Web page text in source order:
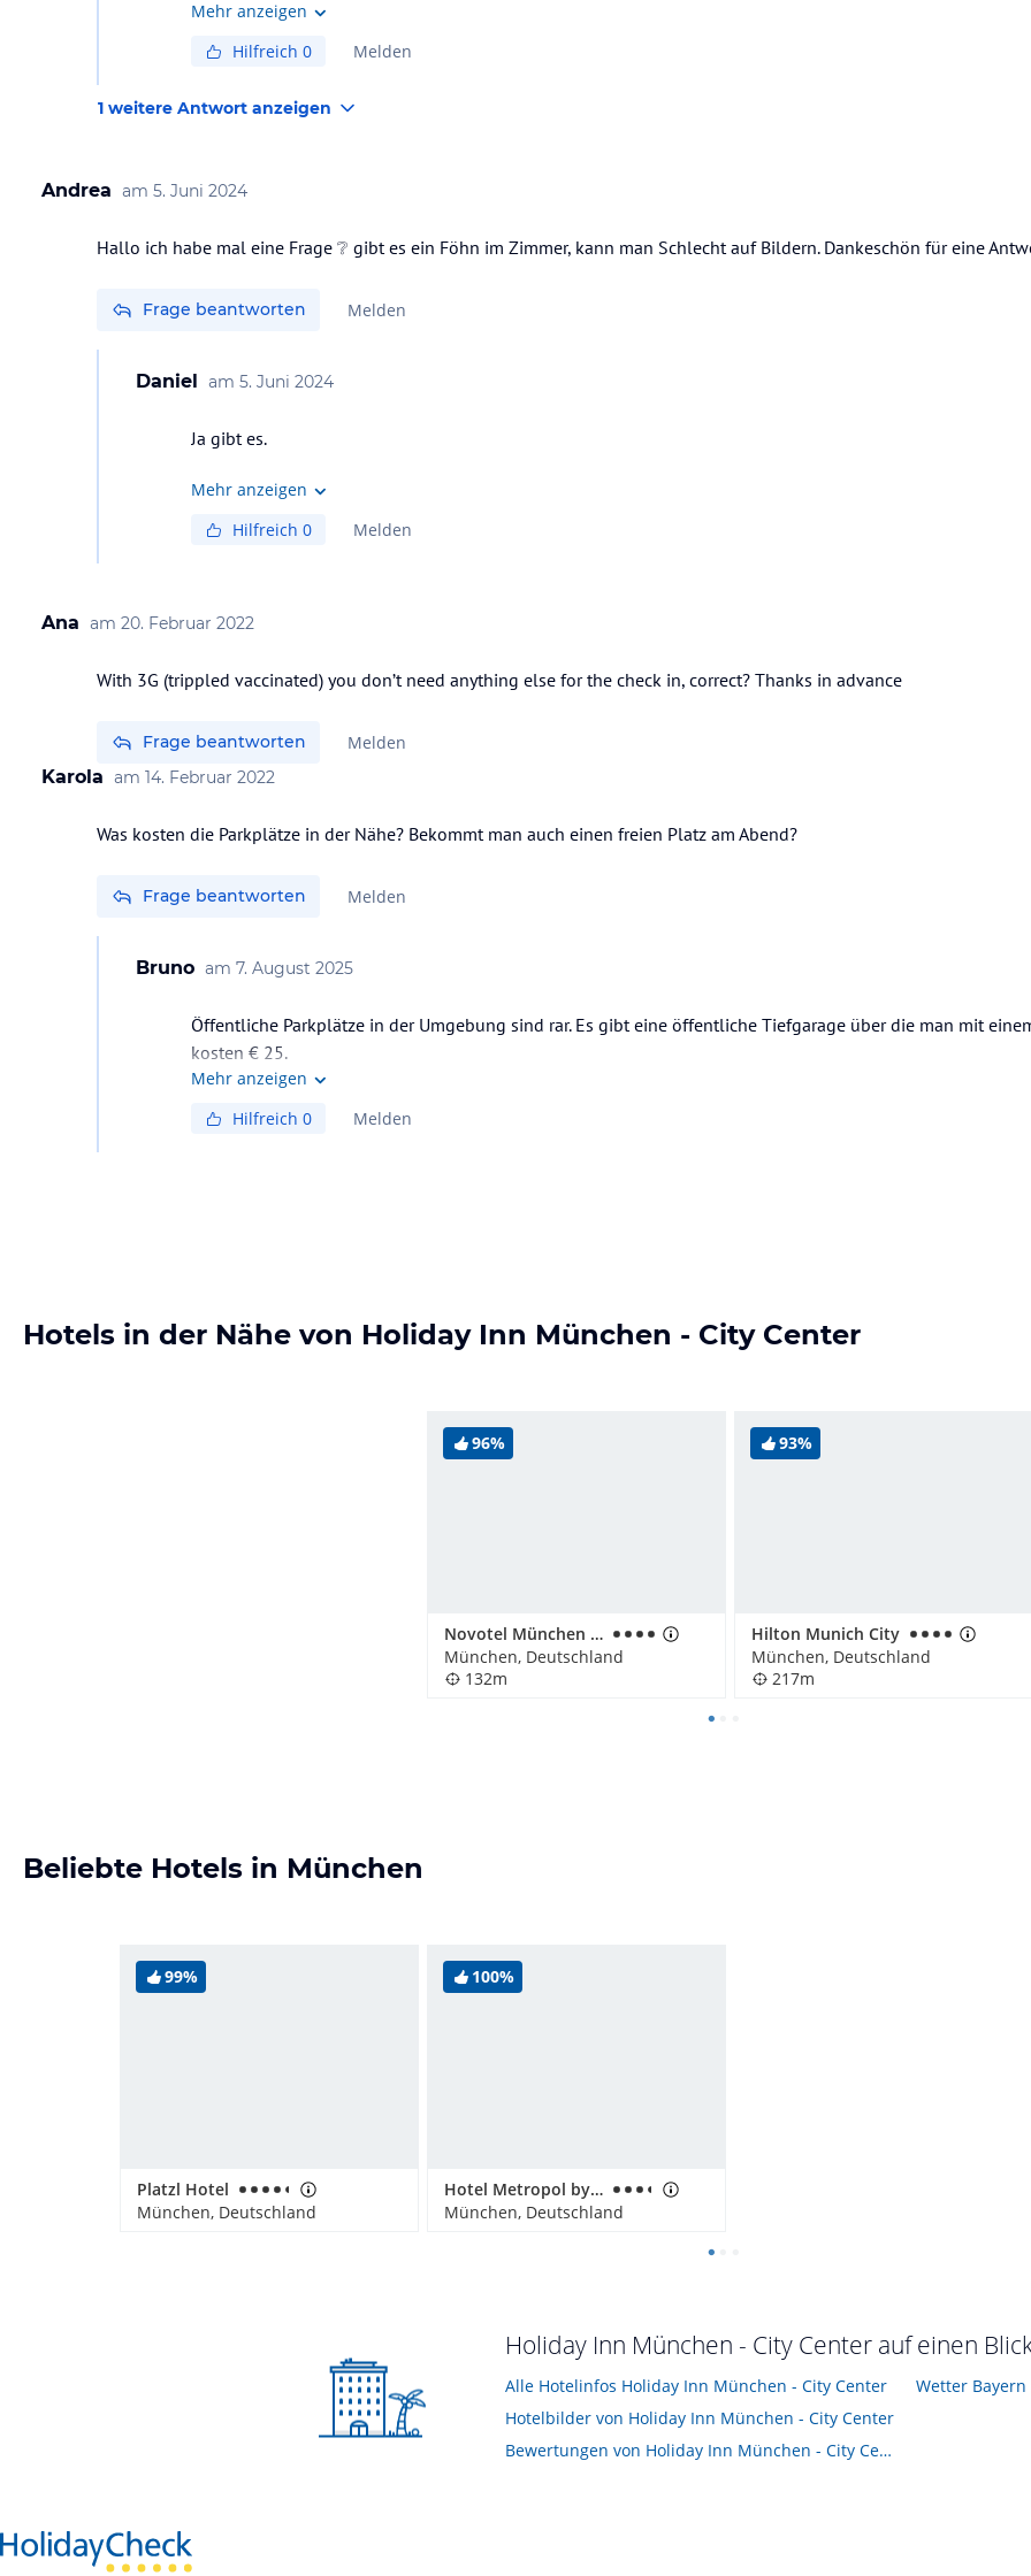
Mehr anzeigen
Hilfreich 0 Melden
1 weitere Antwort anzeigen
Andrea am 5. Juni 2024
Hallo ich habe mal eine Frage ❔ gibt es ein Föhn im Zimmer, kann man Schlecht auf Bildern. Dankeschön für eine
Frage beantworten Melden
Daniel am 5. Juni 2024
Ja gibt es.
Mehr anzeigen
Hilfreich 0 Melden
Ana am 20. Februar 2022
With 3G (trippled vaccinated) you don’t need anything else for the check in, correct? Thanks in advance
Frage beantworten
Melden
Karola am 14. Februar 2022
Was kosten die Parkplätze in der Nähe? Bekommt man auch einen freien Platz am Abend?
Frage beantworten Melden
Bruno am 7. August 2025
Öffentliche Parkplätze in der Umgebung sind rar. Es gibt eine öffentliche Tiefgarage über die man mit
kosten € 25.
Mehr anzeigen
Hilfreich 0 Melden
Hotels in der Nähe von Holiday Inn München - City Center
96%
Novotel München City
München, Deutschland
132m
93%
Hilton Munich City
München, Deutschland
217m
Beliebte Hotels in München
99%
Platzl Hotel
München, Deutschland
100%
Hotel Metropol by Maier Privathotels
München, Deutschland
Holiday Inn München - City Center auf einen
Alle Hotelinfos Holiday Inn München - City Center
Hotelbilder von Holiday Inn München - City Center
Bewertungen von Holiday Inn München - City Center
Wetter Bayern